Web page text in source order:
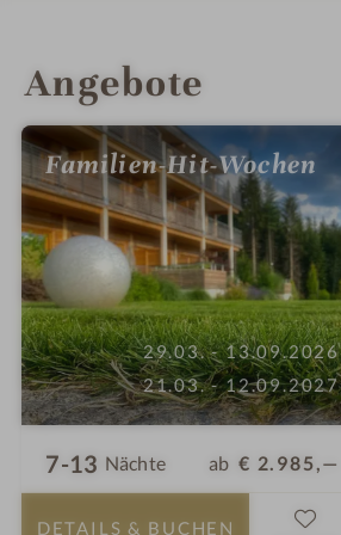
Angebote
Familien-Hit-Wochen
29.03. - 13.09.2026
21.03. - 12.09.2027
7-13 Nächte ab € 2.985,—
DETAILS & BUCHEN